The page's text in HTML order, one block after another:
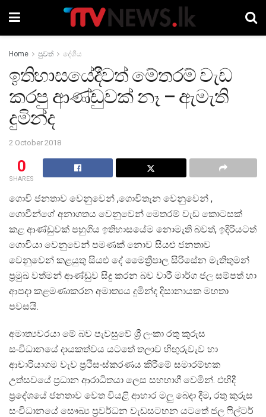
Home පුවත් දේශීය
ඉතිහාසයේදීවත් මේතරම් වැඩ
කරපු ආණ්ඩුවක් නෑ – ඇමැති
දුමින්ද
2 October 2018
0
SHARES
ගොවි ජනතාව වෙනුවෙන් ,ගොවිතැන වෙනුවෙන් ,
ගොවීන්ගේ අනාගතය වෙනුවෙන් මෙතරම් වැඩ කොටසක්
කළ ආණ්ඩුවක් පහුගිය ඉතිහාසයේම නොමැති බවත්, ඉදිරියටත්
ගොවියා වෙනුවෙන් පමණක් නොව සියළු ජනතාව
වෙනුවෙන් කළයුතු සියළු දේ මෛත්‍රීපාල සිරිසේන මැතිතුමන්
ප්‍රමුඛ වත්මන් ආණ්ඩුව සිදු කරන බව වාරී මාර්ග ජල සම්පත් හා
ආපදා කළමණාකරන අමාත්‍යය දුමින්ද දිසානායක මහතා
පවසයි.
අමාත්‍යවරයා මේ බව පැවසුවේ ශ්‍රී ලංකා රතු කුරුස
සංවිධානයේ දායකත්වය යටතේ තලාව හිඟුරුවැව හා
ආචාරියාගම වැව ප්‍රථිසංස්කරණය කිරීමේ සමාරම්භක
උත්සවයේ ප්‍රධාන ආරාධිතයා ලෙස සහභාගී වෙමින්. එහිදී
ප්‍රදේශයේ ජනතාව වෙත වියළි ආහාර මලු බෙදා දීම, රතු කුරුස
සංවිධානයේ සෞඛ්‍ය ප්‍රවර්ධන වැඩසටහන යටතේ ජල ෆිල්ටර්